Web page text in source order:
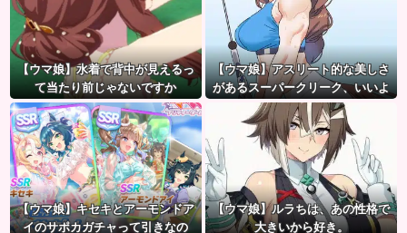
【ウマ娘】水着で背中が見えるっ
て当たり前じゃないですか
【ウマ娘】アスリート的な美しさ
があるスーパークリーク、いいよ
ね…
【ウマ娘】キセキとアーモンドア
イのサポカガチャって引きなの
【ウマ娘】ルラちは、あの性格で
大きいから好き。